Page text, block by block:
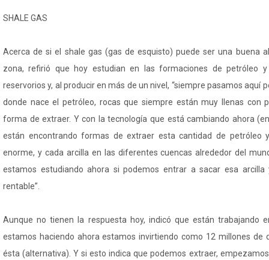
SHALE GAS
Acerca de si el shale gas (gas de esquisto) puede ser una buena
zona, refirió que hoy estudian en las formaciones de petróleo
reservorios y, al producir en más de un nivel, “siempre pasamos aquí
donde nace el petróleo, rocas que siempre están muy llenas con
forma de extraer. Y con la tecnología que está cambiando ahora
están encontrando formas de extraer esta cantidad de petróleo
enorme, y cada arcilla en las diferentes cuencas alrededor del
estamos estudiando ahora si podemos entrar a sacar esa
rentable”.
Aunque no tienen la respuesta hoy, indicó que están trabajando
estamos haciendo ahora estamos invirtiendo como 12 millones de
ésta (alternativa). Y si esto indica que podemos extraer,